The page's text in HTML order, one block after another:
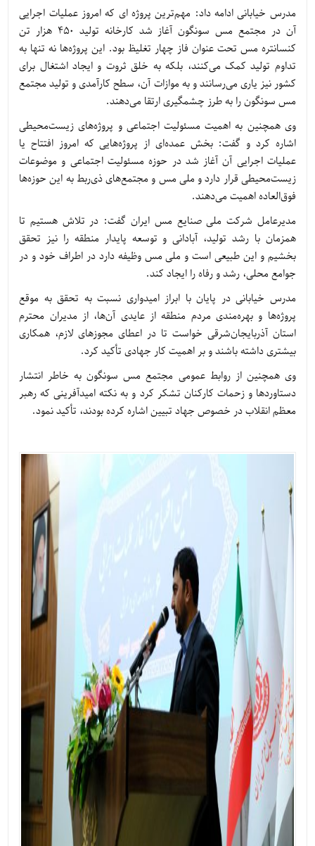
مدرس خیابانی ادامه داد: مهم‌ترین پروژه ای که امروز عملیات اجرایی
آن در مجتمع مس سونگون آغاز شد کارخانه تولید ۴۵۰ هزار تن
کنسانتره مس تحت عنوان فاز چهار تغلیظ بود. این پروژه‌ها نه تنها به
تداوم تولید کمک می‌کنند، بلکه به خلق ثروت و ایجاد اشتغال برای
کشور نیز یاری می‌رسانند و به موازات آن، سطح کارآمدی و تولید مجتمع
مس سونگون را به طرز چشمگیری ارتقا می‌دهند.
وی همچنین به اهمیت مسئولیت اجتماعی و پروژه‌های زیست‌محیطی
اشاره کرد و گفت: بخش عمده‌ای از پروژه‌هایی که امروز افتتاح یا
عملیات اجرایی آن آغاز شد در حوزه مسئولیت اجتماعی و موضوعات
زیست‌محیطی قرار دارد و ملی مس و مجتمع‌های ذی‌ربط به این حوزه‌ها
فوق‌العاده اهمیت می‌دهند.
مدیرعامل شرکت ملی صنایع مس ایران گفت: در تلاش هستیم تا
همزمان با رشد تولید، آبادانی و توسعه پایدار منطقه را نیز تحقق
بخشیم و این طبیعی است و ملی مس وظیفه دارد در اطراف خود و در
جوامع محلی، رشد و رفاه را ایجاد کند.
مدرس خیابانی در پایان با ابراز امیدواری نسبت به تحقق به موقع
پروژه‌ها و بهره‌مندی مردم منطقه از عایدی آن‌ها، از مدیران محترم
استان آذربایجان‌شرقی خواست تا در اعطای مجوزهای لازم، همکاری
بیشتری داشته باشند و بر اهمیت کار جهادی تأکید کرد.
وی همچنین از روابط عمومی مجتمع مس سونگون به خاطر انتشار
دستاوردها و زحمات کارکنان تشکر کرد و به نکته امیدآفرینی که رهبر
معظم انقلاب در خصوص جهاد تبیین اشاره کرده بودند، تأکید نمود.